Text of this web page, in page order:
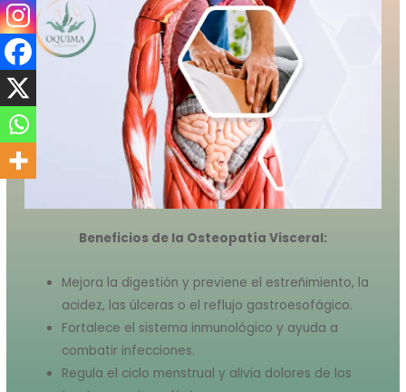
Beneficios de la Osteopatía Visceral:
Mejora la digestión y previene el estreñimiento, la
acidez, las úlceras o el reflujo gastroesofágico.
Fortalece el sistema inmunológico y ayuda a
combatir infecciones.
Regula el ciclo menstrual y alivia dolores de los